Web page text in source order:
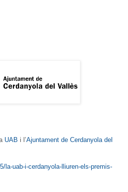
UAB i l’Ajuntament de Cerdanyola del
la-uab-i-cerdanyola-lliuren-els-premis-